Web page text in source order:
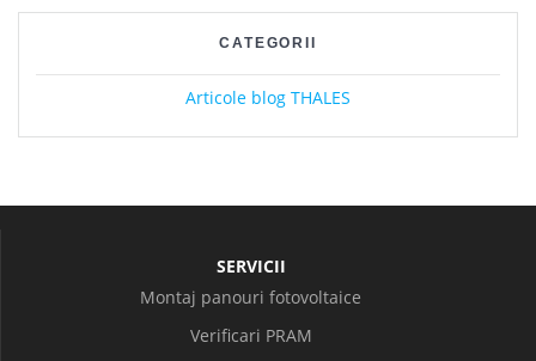
CATEGORII
Articole blog THALES
SERVICII
Montaj panouri fotovoltaice
Verificari PRAM